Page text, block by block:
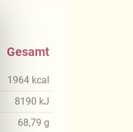
Gesamt
1964 kcal
8190 kJ
68,79 g